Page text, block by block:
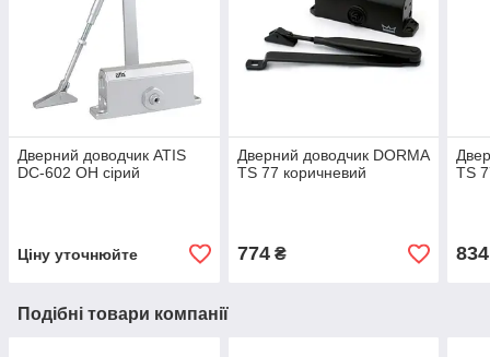
Дверний доводчик ATIS
DC-602 OH сірий
Ціну уточнюйте
Дверний доводчик DORMA
TS 77 коричневий
774₴
TS
834
Подібні товари компанії